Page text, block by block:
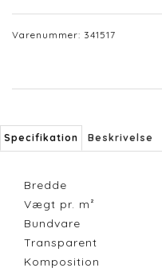
Varenummer: 341517
Specifikation Beskrivelse
Bredde
Vægt pr. m²
Bundvare
Transparent
Komposition